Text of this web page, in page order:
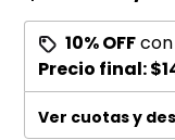
10% OFFcon
Precio final:
Ver cuotas y